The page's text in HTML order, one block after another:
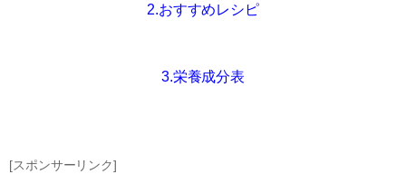
2.おすすめレシピ
3.栄養成分表
[スポンサーリンク]